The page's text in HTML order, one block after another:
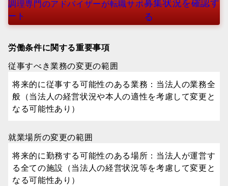
調理専門のアドバイザーが転職サポ
ート
募集状況を確認す
る
労働条件に関する重要事項
従事すべき業務の変更の範囲
将来的に従事する可能性のある業務：当法人の業務全
般（当法人の経営状況や本人の適性を考慮して変更と
なる可能性あり）
就業場所の変更の範囲
将来的に勤務する可能性のある場所：当法人が運営す
る全ての施設（当法人の経営状況等を考慮して変更と
なる可能性あり）